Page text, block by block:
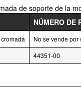
de soporte de la
NÚMERO DE
No se vende por
44351-00